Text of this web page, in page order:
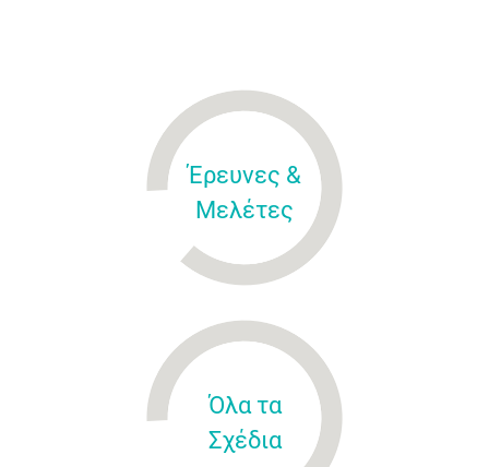
Έρευνες &
Μελέτες
Όλα τα
Σχέδια